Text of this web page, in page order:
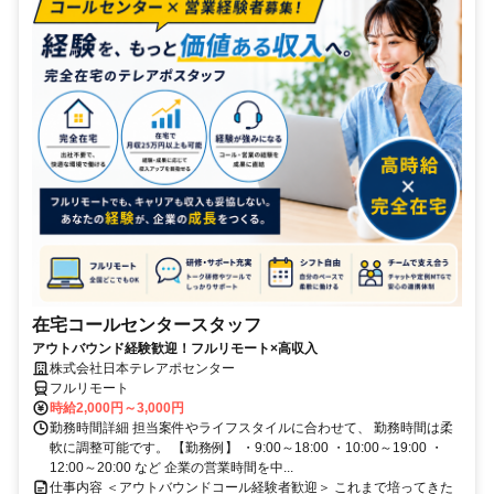
在宅コールセンタースタッフ
アウトバウンド経験歓迎！フルリモート×高収入
株式会社日本テレアポセンター
フルリモート
時給2,000円～3,000円
勤務時間詳細 担当案件やライフスタイルに合わせて、 勤務時間は柔
軟に調整可能です。 【勤務例】 ・9:00～18:00 ・10:00～19:00 ・
12:00～20:00 など 企業の営業時間を中...
仕事内容 ＜アウトバウンドコール経験者歓迎＞ これまで培ってきた